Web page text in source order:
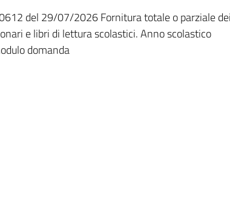
del 29/07/2026 Fornitura totale o parziale
e libri di lettura scolastici. Anno scolastico
domanda